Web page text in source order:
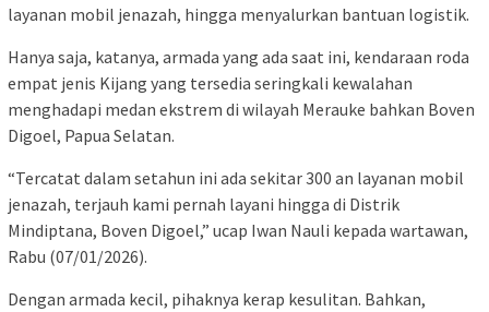
layanan mobil jenazah, hingga menyalurkan bantuan logistik.
Hanya saja, katanya, armada yang ada saat ini, kendaraan roda
empat jenis Kijang yang tersedia seringkali kewalahan
menghadapi medan ekstrem di wilayah Merauke bahkan Boven
Digoel, Papua Selatan.
“Tercatat dalam setahun ini ada sekitar 300 an layanan mobil
jenazah, terjauh kami pernah layani hingga di Distrik
Mindiptana, Boven Digoel,” ucap Iwan Nauli kepada wartawan,
Rabu (07/01/2026).
Dengan armada kecil, pihaknya kerap kesulitan. Bahkan,